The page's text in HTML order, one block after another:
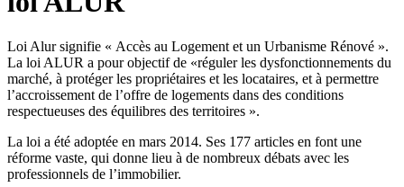
Loi Alur signifie « Accès au Logement et un Urbanisme Rénové ».
La loi ALUR a pour objectif de «réguler les dysfonctionnements du
marché, à protéger les propriétaires et les locataires, et à permettre
l’accroissement de l’offre de logements dans des conditions
respectueuses des équilibres des territoires ».
La loi a été adoptée en mars 2014. Ses 177 articles en font une
réforme vaste, qui donne lieu à de nombreux débats avec les
professionnels de l’immobilier.